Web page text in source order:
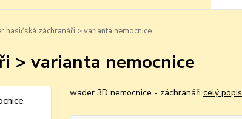
hasičská záchranáři > varianta nemocnice
> varianta nemocnice
wader 3D nemocnice - záchranáři celý popis